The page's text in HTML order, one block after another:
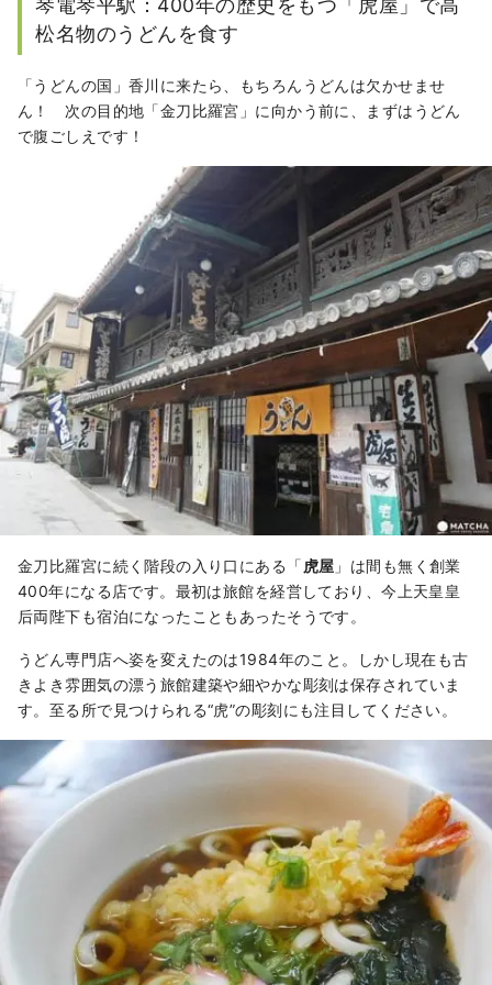
琴電琴平駅：400年の歴史をもつ「虎屋」で高
松名物のうどんを食す
「うどんの国」香川に来たら、もちろんうどんは欠かせませ
ん！ 次の目的地「金刀比羅宮」に向かう前に、まずはうどん
で腹ごしえです！
金刀比羅宮に続く階段の入り口にある「 虎屋 」は間も無く創業
400年になる店です。最初は旅館を経営しており、今上天皇皇
后両陛下も宿泊になったこともあったそうです。
うどん専門店へ姿を変えたのは1984年のこと。しかし現在も古
きよき雰囲気の漂う旅館建築や細やかな彫刻は保存されていま
す。至る所で見つけられる“虎”の彫刻にも注目してください。